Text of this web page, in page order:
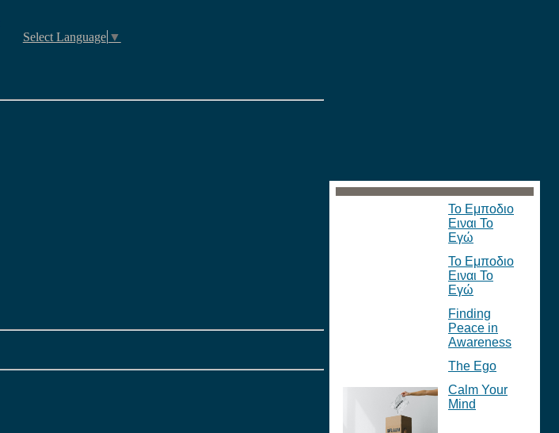
Select Language ▼
Το Εμποδιο
Ειναι Το
Εγώ
Το Εμποδιο
Ειναι Το
Εγώ
Finding
Peace in
Awareness
The Ego
Calm Your
Mind